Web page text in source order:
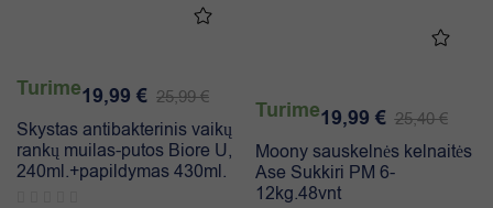
25,99€
19,99 €
Turime
Skystas antibakterinis vaikų
rankų muilas-putos Biore U,
240ml.+papildymas 430ml.
25,40€
19,99 €
Turime
Moony sauskelnės kelnaitės
Ase Sukkiri PM 6-
12kg.48vnt